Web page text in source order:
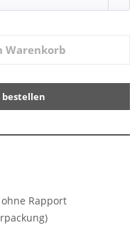
Warenkorb
bestellen
Rapport